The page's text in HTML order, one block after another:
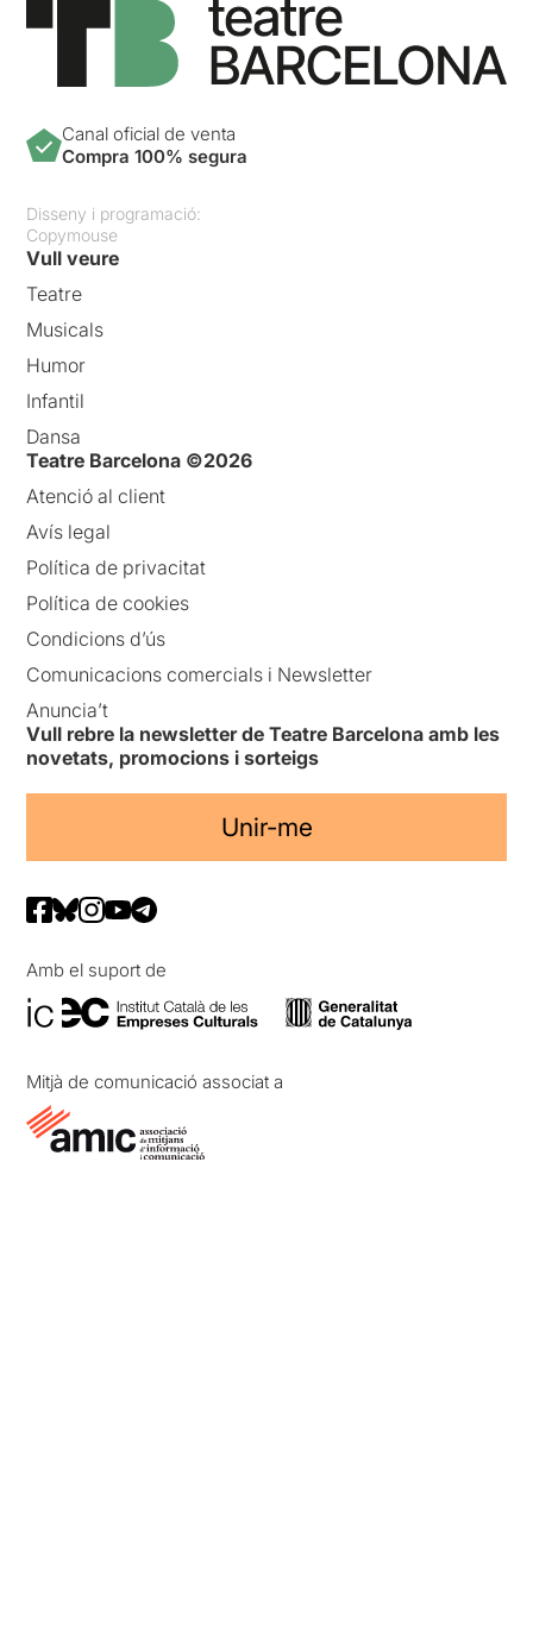
Canal oficial de venta
Compra 100% segura
Disseny i programació:
Copymouse
Vull veure
Teatre
Musicals
Humor
Infantil
Dansa
Teatre Barcelona ©2026
Atenció al client
Avís legal
Política de privacitat
Política de cookies
Condicions d’ús
Comunicacions comercials i Newsletter
Anuncia’t
Vull rebre la newsletter de Teatre Barcelona amb les
novetats, promocions i sorteigs
Unir-me
Amb el suport de
Mitjà de comunicació associat a